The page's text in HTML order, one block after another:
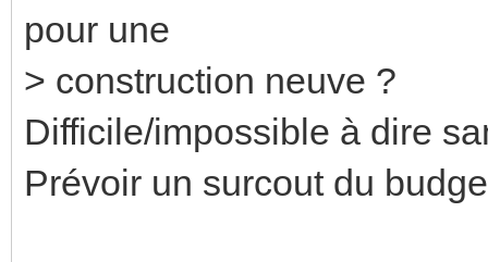
pour une
> construction neuve ?
Difficile/impossible à dire
Prévoir un surcout du